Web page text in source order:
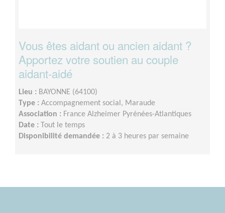
Vous êtes aidant ou ancien aidant ?
Apportez votre soutien au couple
aidant-aidé
Lieu : BAYONNE (64100)
Type : Accompagnement social, Maraude
Association : France Alzheimer Pyrénées-Atlantiques
Date : Tout le temps
Disponibilité demandée : 2 à 3 heures par semaine